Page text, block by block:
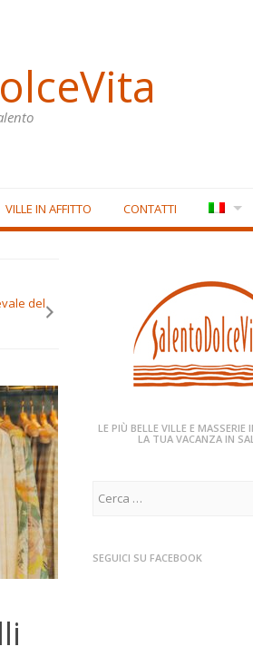
VILLE IN AFFITTO CONTATTI
del
LE PIÙ BELLE VILLE E MASSERIE
LA TUA VACANZA IN
per:
SEGUICI SU FACEBOOK